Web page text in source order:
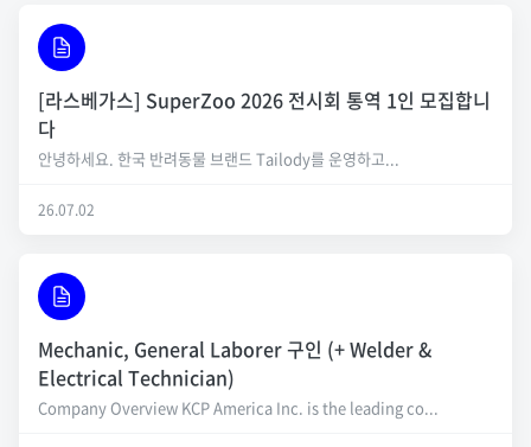
[라스베가스] SuperZoo 2026 전시회 통역 1인 모집합니
다
안녕하세요. 한국 반려동물 브랜드 Tailody를 운영하고...
26.07.02
Mechanic, General Laborer 구인 (+ Welder &
Electrical Technician)
Company Overview KCP America Inc. is the leading co...